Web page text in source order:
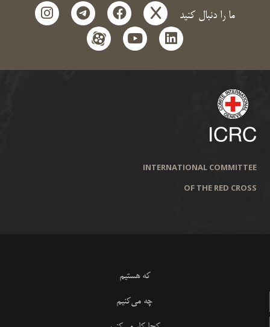
ما را دنبال کنید x
facebook
telegram
instagram
linkedin
youtube
aparat
INTERNATIONAL COMMITTEE
OF THE RED CROSS
که هستیم
چه می‌کنیم